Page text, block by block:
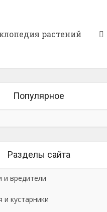
растений
Популярное
Разделы сайта
и вредители
и кустарники